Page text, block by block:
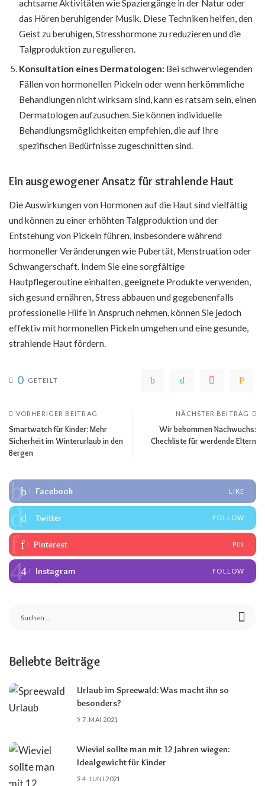
achtsame Aktivitäten wie Spaziergänge in der Natur oder
das Hören beruhigender Musik. Diese Techniken helfen, den
Geist zu beruhigen, Stresshormone zu reduzieren und die
Talgproduktion zu regulieren.
Konsultation eines Dermatologen: Bei schwerwiegenden
Fällen von hormonellen Pickeln oder wenn herkömmliche
Behandlungen nicht wirksam sind, kann es ratsam sein, einen
Dermatologen aufzusuchen. Sie können individuelle
Behandlungsmöglichkeiten empfehlen, die auf Ihre
spezifischen Bedürfnisse zugeschnitten sind.
Ein ausgewogener Ansatz für strahlende Haut
Die Auswirkungen von Hormonen auf die Haut sind vielfältig
und können zu einer erhöhten Talgproduktion und der
Entstehung von Pickeln führen, insbesondere während
hormoneller Veränderungen wie Pubertät, Menstruation oder
Schwangerschaft. Indem Sie eine sorgfältige
Hautpflegeroutine einhalten, geeignete Produkte verwenden,
sich gesund ernähren, Stress abbauen und gegebenenfalls
professionelle Hilfe in Anspruch nehmen, können Sie jedoch
effektiv mit hormonellen Pickeln umgehen und eine gesunde,
strahlende Haut fördern.
0 GETEILT
VORHERIGER BEITRAG
Smartwatch für Kinder: Mehr
Sicherheit im Winterurlaub in den
Bergen
NÄCHSTER BEITRAG
Wir bekommen Nachwuchs:
Checkliste für werdende Eltern
Facebook LIKE
Twitter FOLLOW
Pinterest PIN
Instagram FOLLOW
Beliebte Beiträge
Urlaub im Spreewald: Was macht ihn so
besonders?
7. MAI 2021
Wieviel sollte man mit 12 Jahren wiegen:
Idealgewicht für Kinder
4. JUNI 2021